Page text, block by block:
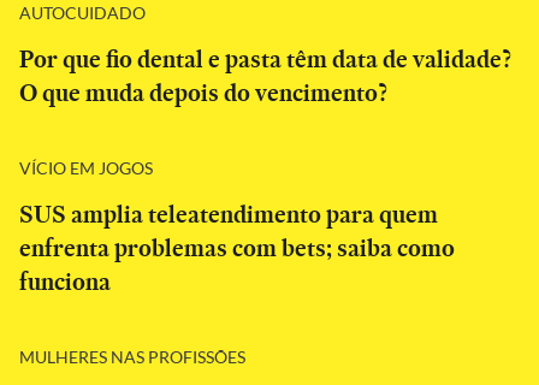
AUTOCUIDADO
Por que fio dental e pasta têm data de validade?
O que muda depois do vencimento?
VÍCIO EM JOGOS
SUS amplia teleatendimento para quem
enfrenta problemas com bets; saiba como
funciona
MULHERES NAS PROFISSÕES